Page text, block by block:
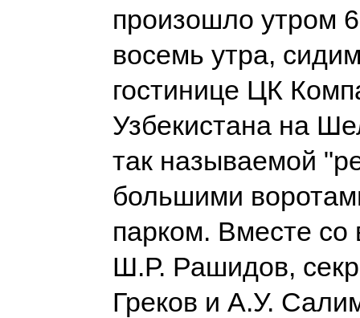
произошло утром
восемь утра,
гостинице ЦК
Узбекистана на
так называемой
большими
парком. Вместе
Ш.Р. Рашидов,
Греков и А.У.